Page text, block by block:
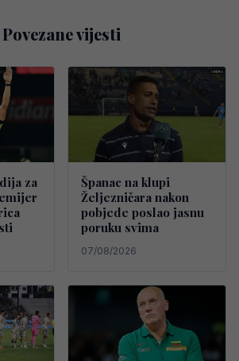
Povezane vijesti
za
Španac na klupi
Željezničara nakon
pobjede poslao jasnu
poruku svima
07/08/2026